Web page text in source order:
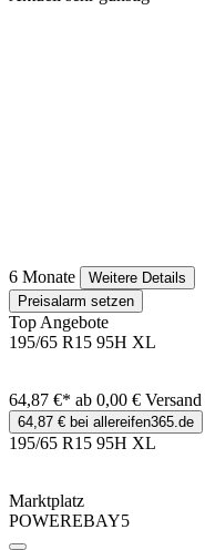
6 Monate
Weitere Details
Preisalarm setzen
Top Angebote
195/65 R15 95H XL
64,87 €* ab 0,00 € Versand
64,87 € bei allereifen365.de
195/65 R15 95H XL
Marktplatz
POWEREBAY5